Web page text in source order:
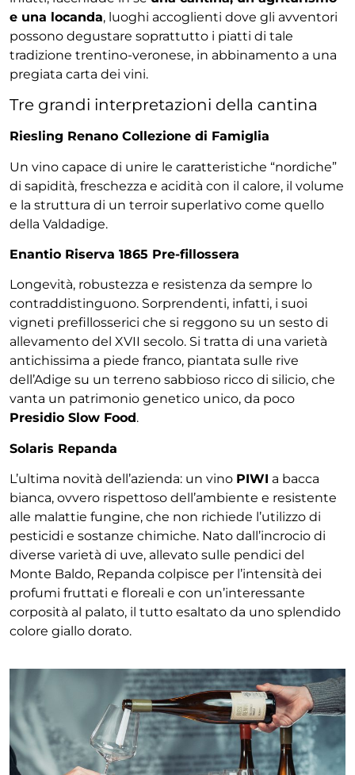
e una locanda, luoghi accoglienti dove gli avventori
possono degustare soprattutto i piatti di tale
tradizione trentino-veronese, in abbinamento a una
pregiata carta dei vini.
Tre grandi interpretazioni della cantina
Riesling Renano Collezione di Famiglia
Un vino capace di unire le caratteristiche “nordiche”
di sapidità, freschezza e acidità con il calore, il volume
e la struttura di un terroir superlativo come quello
della Valdadige.
Enantio Riserva 1865 Pre-fillossera
Longevità, robustezza e resistenza da sempre lo
contraddistinguono. Sorprendenti, infatti, i suoi
vigneti prefillosserici che si reggono su un sesto di
allevamento del XVII secolo. Si tratta di una varietà
antichissima a piede franco, piantata sulle rive
dell’Adige su un terreno sabbioso ricco di silicio, che
vanta un patrimonio genetico unico, da poco
Presidio Slow Food.
Solaris Repanda
L’ultima novità dell’azienda: un vino PIWI a bacca
bianca, ovvero rispettoso dell’ambiente e resistente
alle malattie fungine, che non richiede l’utilizzo di
pesticidi e sostanze chimiche. Nato dall’incrocio di
diverse varietà di uve, allevato sulle pendici del
Monte Baldo, Repanda colpisce per l’intensità dei
profumi fruttati e floreali e con un’interessante
corposità al palato, il tutto esaltato da uno splendido
colore giallo dorato.